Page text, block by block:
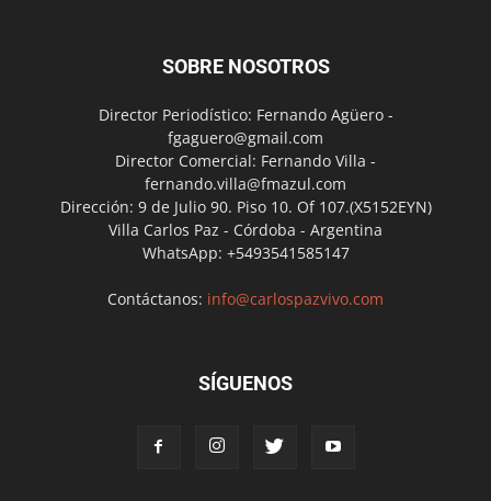
SOBRE NOSOTROS
Director Periodístico: Fernando Agüero -
fgaguero@gmail.com
Director Comercial: Fernando Villa -
fernando.villa@fmazul.com
Dirección: 9 de Julio 90. Piso 10. Of 107.(X5152EYN)
Villa Carlos Paz - Córdoba - Argentina
WhatsApp: +5493541585147
Contáctanos: info@carlospazvivo.com
SÍGUENOS